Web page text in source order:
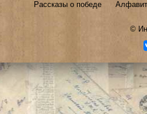
Рассказы о победе
©